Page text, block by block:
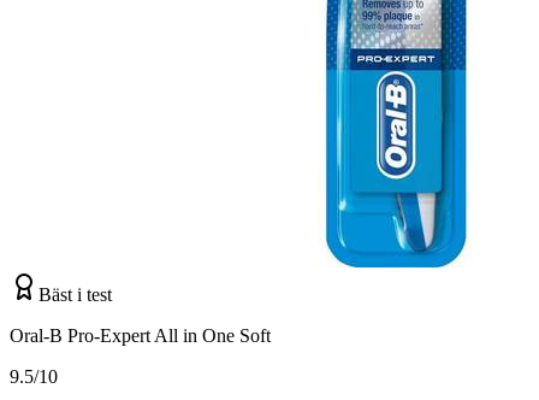
Bäst i test
Oral-B Pro-Expert All in One Soft
9.5/10